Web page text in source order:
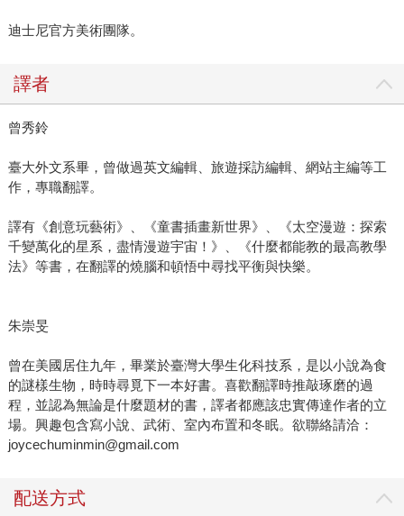
迪士尼官方美術團隊。
譯者
曾秀鈴
臺大外文系畢，曾做過英文編輯、旅遊採訪編輯、網站主編等工
作，專職翻譯。
譯有《創意玩藝術》、《童書插畫新世界》、《太空漫遊：探索
千變萬化的星系，盡情漫遊宇宙！》、《什麼都能教的最高教學
法》等書，在翻譯的燒腦和頓悟中尋找平衡與快樂。
朱崇旻
曾在美國居住九年，畢業於臺灣大學生化科技系，是以小說為食
的謎樣生物，時時尋覓下一本好書。喜歡翻譯時推敲琢磨的過
程，並認為無論是什麼題材的書，譯者都應該忠實傳達作者的立
場。興趣包含寫小說、武術、室內布置和冬眠。欲聯絡請洽：
joycechuminmin@gmail.com
配送方式